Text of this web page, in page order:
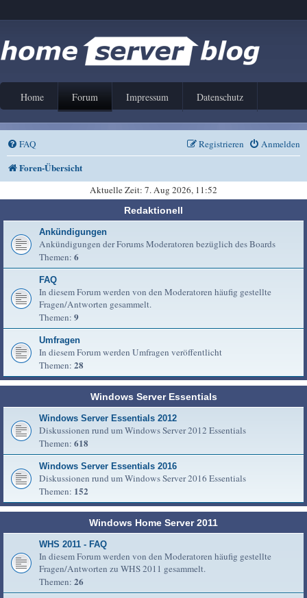
Home Forum Impressum Datenschutz
FAQ Anmelden
Registrieren
Foren-Übersicht
Aktuelle Zeit: 7. Aug 2026, 11:52
Redaktionell
Ankündigungen
Ankündigungen der Forums Moderatoren bezüglich des Boards
Themen: 6
FAQ
In diesem Forum werden von den Moderatoren häufig gestellte
Fragen/Antworten gesammelt.
Themen: 9
Umfragen
In diesem Forum werden Umfragen veröffentlicht
Themen: 28
Windows Server Essentials
Windows Server Essentials 2012
Diskussionen rund um Windows Server 2012 Essentials
Themen: 618
Windows Server Essentials 2016
Diskussionen rund um Windows Server 2016 Essentials
Themen: 152
Windows Home Server 2011
WHS 2011 - FAQ
In diesem Forum werden von den Moderatoren häufig gestellte
Fragen/Antworten zu WHS 2011 gesammelt.
Themen: 26